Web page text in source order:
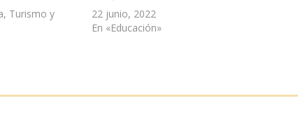
Turismo y
22 junio, 2022
En «Educación»